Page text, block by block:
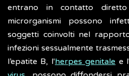
entrano in contatto
microrganismi possono
soggetti coinvolti nel
infezioni sessualmente
l’epatite B, l'herpes genitale e